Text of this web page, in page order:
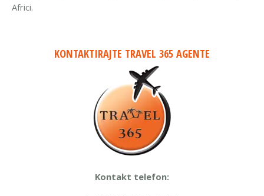
Africi.
KONTAKTIRAJTE TRAVEL 365 AGENTE
Kontakt telefon: